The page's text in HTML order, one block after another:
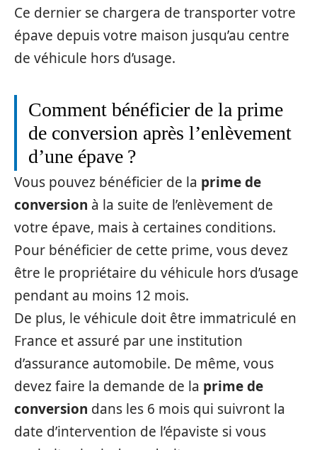
Ce dernier se chargera de transporter votre
épave depuis votre maison jusqu’au centre
de véhicule hors d’usage.
Comment bénéficier de la prime
de conversion après l’enlèvement
d’une épave ?
Vous pouvez bénéficier de la prime de
conversion à la suite de l’enlèvement de
votre épave, mais à certaines conditions.
Pour bénéficier de cette prime, vous devez
être le propriétaire du véhicule hors d’usage
pendant au moins 12 mois.
De plus, le véhicule doit être immatriculé en
France et assuré par une institution
d’assurance automobile. De même, vous
devez faire la demande de la prime de
conversion dans les 6 mois qui suivront la
date d’intervention de l’épaviste si vous